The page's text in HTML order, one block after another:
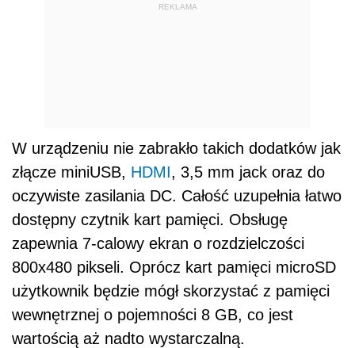
REKLAMA
W urządzeniu nie zabrakło takich dodatków jak
złącze miniUSB, HDMI, 3,5 mm jack oraz do
oczywiste zasilania DC. Całość uzupełnia łatwo
dostępny czytnik kart pamięci. Obsługę
zapewnia 7-calowy ekran o rozdzielczości
800x480 pikseli. Oprócz kart pamięci microSD
użytkownik będzie mógł skorzystać z pamięci
wewnętrznej o pojemności 8 GB, co jest
wartością aż nadto wystarczalną.